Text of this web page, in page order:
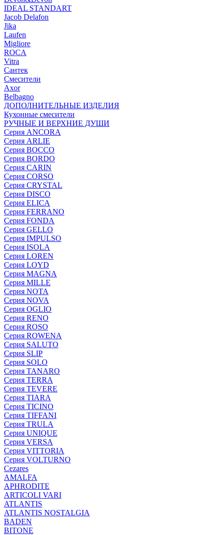
IDEAL STANDART
Jacob Delafon
Jika
Laufen
Migliore
ROCA
Vitra
Сантек
Смесители
Axor
Belbagno
ДОПОЛНИТЕЛЬНЫЕ ИЗДЕЛИЯ
Кухонные смесители
РУЧНЫЕ И ВЕРХНИЕ ДУШИ
Серия ANCORA
Серия ARLIE
Серия BOCCO
Серия BORDO
Серия CARIN
Серия CORSO
Серия CRYSTAL
Серия DISCO
Серия ELICA
Серия FERRANO
Серия FONDA
Серия GELLO
Серия IMPULSO
Серия ISOLA
Серия LOREN
Серия LOYD
Серия MAGNA
Серия MILLE
Серия NOTA
Серия NOVA
Серия OGLIO
Серия RENO
Серия ROSO
Серия ROWENA
Серия SALUTO
Серия SLIP
Серия SOLO
Серия TANARO
Серия TERRA
Серия TEVERE
Серия TIARA
Серия TICINO
Серия TIFFANI
Серия TRULA
Серия UNIQUE
Серия VERSA
Серия VITTORIA
Серия VOLTURNO
Cezares
AMALFA
APHRODITE
ARTICOLI VARI
ATLANTIS
ATLANTIS NOSTALGIA
BADEN
BITONE